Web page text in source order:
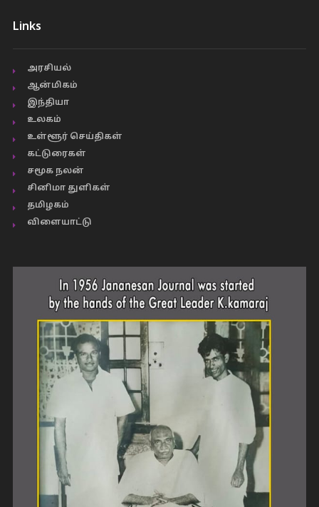
Links
அரசியல்
ஆன்மிகம்
இந்தியா
உலகம்
உள்ளூர் செய்திகள்
கட்டுரைகள்
சமூக நலன்
சினிமா துளிகள்
தமிழகம்
விளையாட்டு